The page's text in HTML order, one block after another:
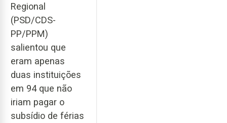
Regional
(PSD/CDS-
PP/PPM)
salientou que
eram apenas
duas instituições
em 94 que não
iriam pagar o
subsídio de férias